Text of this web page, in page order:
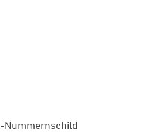
Nummernschild